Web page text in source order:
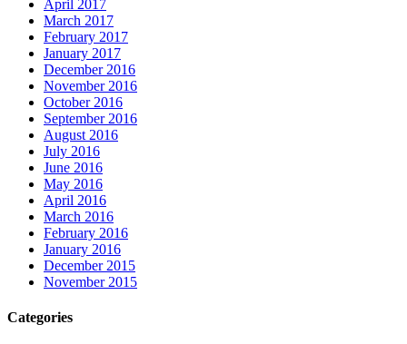
April 2017
March 2017
February 2017
January 2017
December 2016
November 2016
October 2016
September 2016
August 2016
July 2016
June 2016
May 2016
April 2016
March 2016
February 2016
January 2016
December 2015
November 2015
Categories